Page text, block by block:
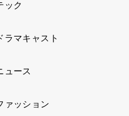
ック
ラマキャスト
ュース
ァッション